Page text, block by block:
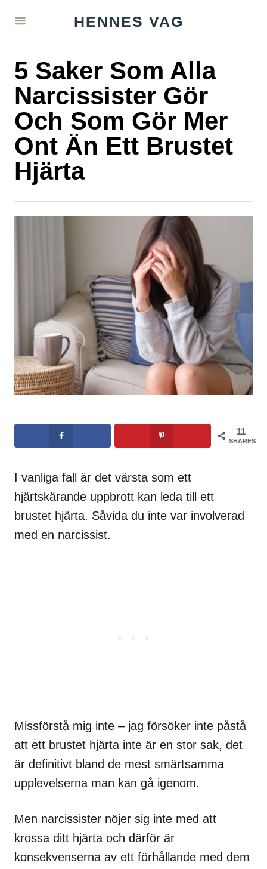
HENNES VAG
5 Saker Som Alla
Narcissister Gör
Och Som Gör Mer
Ont Än Ett Brustet
Hjärta
11
SHARES
I vanliga fall är det värsta som ett
hjärtskärande uppbrott kan leda till ett
brustet hjärta. Såvida du inte var involverad
med en narcissist.
Missförstå mig inte – jag försöker inte påstå
att ett brustet hjärta inte är en stor sak, det
är definitivt bland de mest smärtsamma
upplevelserna man kan gå igenom.
Men narcissister nöjer sig inte med att
krossa ditt hjärta och därför är
konsekvenserna av ett förhållande med dem